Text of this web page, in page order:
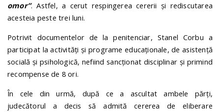
omor”. Astfel, a cerut respingerea cererii și rediscutarea
acesteia peste trei luni.
Potrivit documentelor de la penitenciar, Stanel Corbu a
participat la activități și programe educaționale, de asistență
socială și psihologică, nefiind sancționat disciplinar și primind
recompense de 8 ori.
În cele din urmă, după ce a ascultat ambele părți,
judecătorul a decis să admită cererea de eliberare